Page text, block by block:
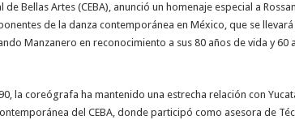
de Bellas Artes (CEBA), anunció un homenaje especial a
de la danza contemporánea en México, que se
Manzanero en reconocimiento a sus 80 años de vida y 60
la coreógrafa ha mantenido una estrecha relación con
del CEBA, donde participó como asesora de